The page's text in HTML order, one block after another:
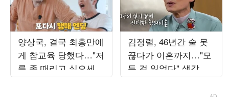
양상국, 결국 최홍만에
게 참교육 당했다…"저
를 좀 때리고 싶으세
요?" ('거인인데요')
김정렬, 46년간 술 못
끊다가 이혼까지…"모
든 걸 잃었다" 생각에
금주 성공 ('데이앤나